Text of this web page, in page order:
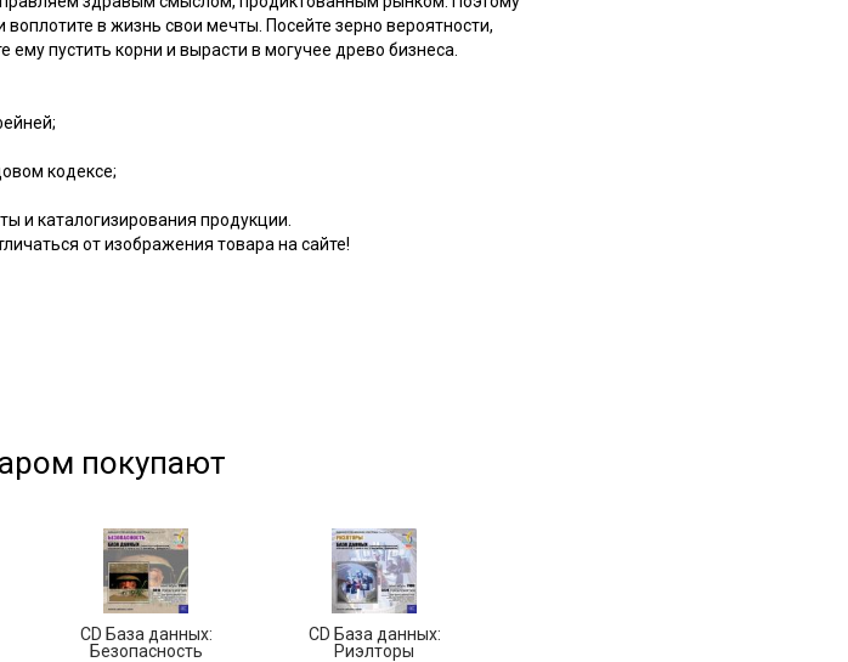
в жизнь свои мечты. Посейте зерно вероятности,
пустить корни и вырасти в могучее древо бизнеса.
кодексе;
и каталогизирования продукции.
от изображения товара на сайте!
покупают
CD База данных:
Безопасность
CD База данных:
Риэлторы